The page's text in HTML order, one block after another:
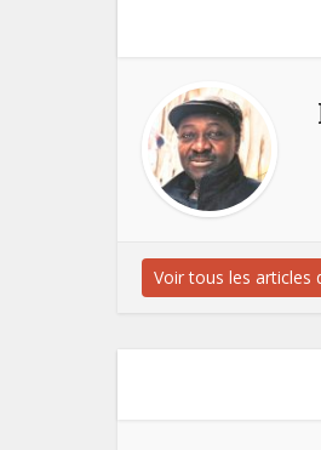
Voir tous les articles